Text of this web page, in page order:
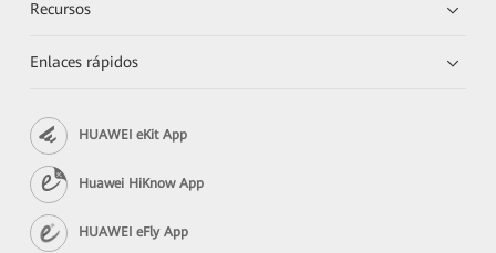
Recursos
Enlaces rápidos
HUAWEI eKit App
Huawei HiKnow App
HUAWEI eFly App